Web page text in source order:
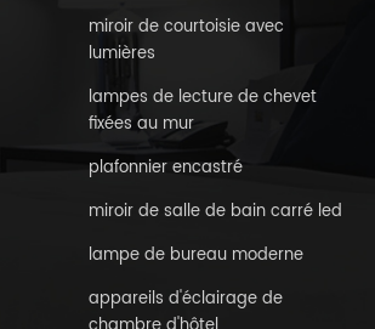
miroir de courtoisie avec
lumières
lampes de lecture de chevet
fixées au mur
plafonnier encastré
miroir de salle de bain carré led
lampe de bureau moderne
appareils d'éclairage de